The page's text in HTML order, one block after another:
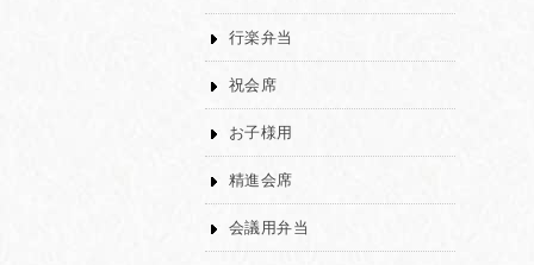
行楽弁当
祝会席
お子様用
精進会席
会議用弁当